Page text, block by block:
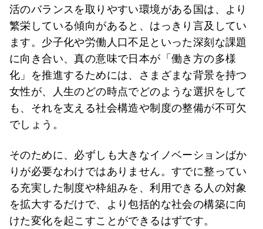
活のバランスを取りやすい環境がある国は、より
繁栄している傾向があると、はっきり言及してい
ます。少子化や労働人口不足といった深刻な課題
に向き合い、真の意味で日本が「働き方の多様
化」を推進するためには、さまざまな背景を持つ
女性が、人生のどの時点でどのような選択をして
も、それを支える社会構造や制度の整備が不可欠
でしょう。
そのために、必ずしも大きなイノベーションばか
りが必要なわけではありません。すでに整ってい
る充実した制度や枠組みを、利用できる人の対象
を拡大するだけで、より包括的な社会の構築に向
けた変化を起こすことができるはずです。